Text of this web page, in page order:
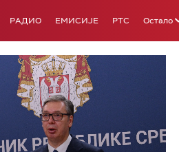
РАДИО ЕМИСИЈЕ РТС Остало